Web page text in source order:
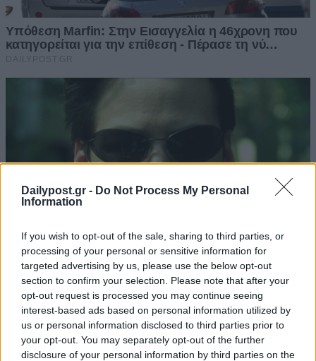
Dailypost.gr - Do Not Process My Personal
Information
If you wish to opt-out of the sale, sharing to third parties, or
processing of your personal or sensitive information for
targeted advertising by us, please use the below opt-out
section to confirm your selection. Please note that after your
opt-out request is processed you may continue seeing
interest-based ads based on personal information utilized by
us or personal information disclosed to third parties prior to
your opt-out. You may separately opt-out of the further
disclosure of your personal information by third parties on the